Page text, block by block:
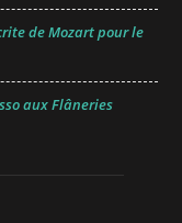
de Mozart pour le
aux Flâneries